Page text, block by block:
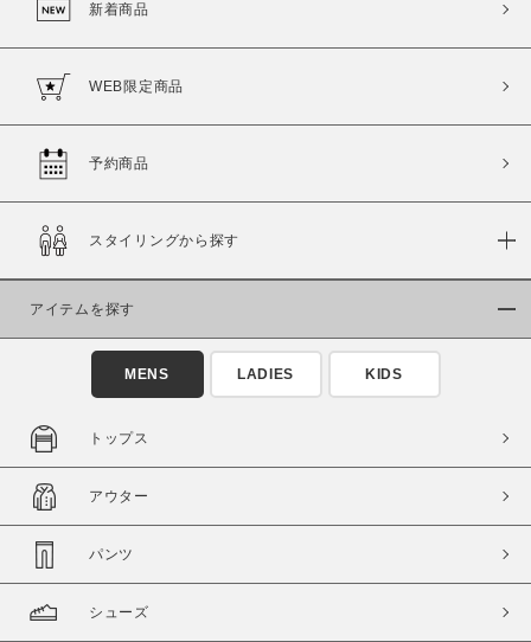
カラー
商品タイプ
通常商品
セール価格 WEB限定
在庫
在庫あり
新着商品
WEB限定商品
予約商品
スタイリングから探す
アイテムを探す
MENS LADIES KIDS
トップス
アウター
パンツ
シューズ